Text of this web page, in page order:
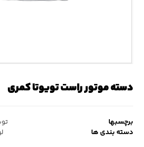
دسته موتور راست تویوتا کمری
برچسبها
دسته بندی ها